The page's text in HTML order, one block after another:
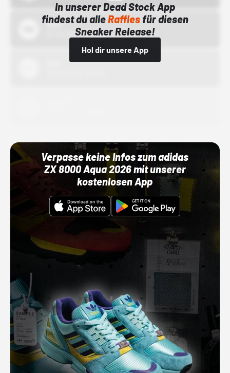
In unserer Dead Stock App
findest du alleRafflesfür diesen
Sneaker Release!
Hol dir unsere App
Bstn
01.10.22 00:00 Uhr
Verpasse keine Infos zum adidas
ZX 8000 Aqua 2026 mit unserer
kostenlosen App